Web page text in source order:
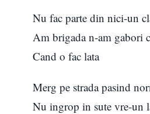
Nu fac parte din nici-un
Am brigada n-am gabori
Cand o fac lata
Merg pe strada pasind
Nu ingrop in sute vre-un